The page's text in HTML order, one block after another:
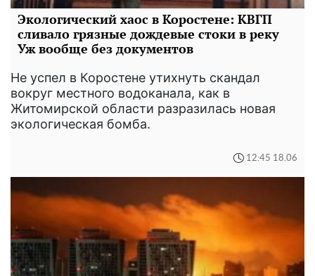
Экологический хаос в Коростене: КВГП
сливало грязные дождевые стоки в реку
Уж вообще без документов
Не успел в Коростене утихнуть скандал
вокруг местного водоканала, как в
Житомирской области разразилась новая
экологическая бомба.
12:45 18.06